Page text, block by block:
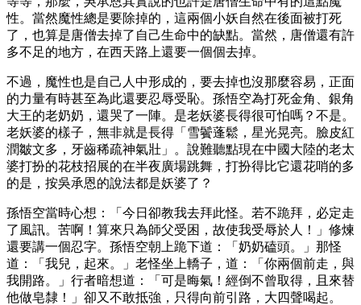
性。當然魔性總是要除掉的，這兩個小妖自然在後面被打死
了，也算是唐僧去掉了自己生命中的缺點。當然，唐僧還有許
多不足的地方，在西天路上還要一個個去掉。
不過，魔性也是自己人中形成的，要去掉也沒那麼容易，正面
的力量有時甚至為此還要忍辱受恥。孫悟空為打死金角、銀角
大王的老奶奶，還哭了一陣。是老妖婆長得很可怕嗎？不是。
老妖婆的樣子，無非就是長得「雪鬢蓬鬆，星光晃亮。臉皮紅
潤皺文多，牙齒稀疏神氣壯」。說難聽點現在中國大陸的老太
婆打扮的花枝招展的在半夜廣場跳舞，打扮得比它還花哨的多
的是，按吳承恩的說法都是妖婆了？
孫悟空當時心想：「今日卻教我去拜此怪。若不跪拜，必定走
了風訊。苦啊！算來只為師父受困，故使我受辱於人！」修煉
還要講一個忍字。孫悟空朝上跪下道：「奶奶磕頭。」那怪
道：「我兒，起來。」老怪坐上轎子，道：「你兩個前走，與
我開路。」行者暗想道：「可是晦氣！經倒不曾取得，且來替
他做皂隸！」卻又不敢抵強，只得向前引路，大四聲喝起。